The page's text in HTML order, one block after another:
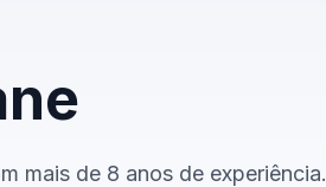
mais de 8 anos de experiência.